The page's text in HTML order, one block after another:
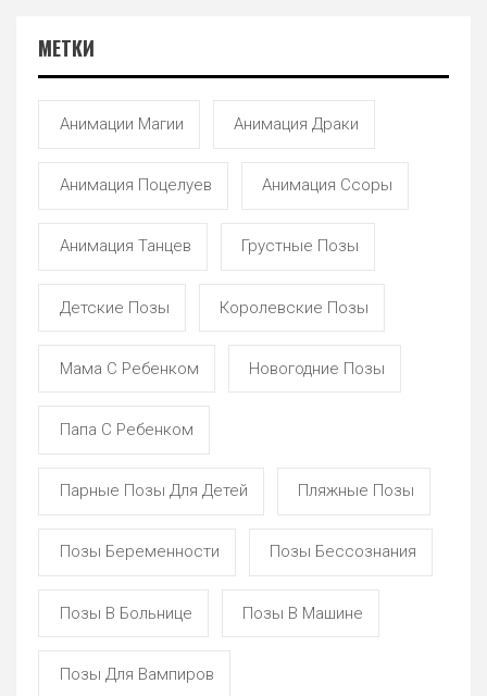
МЕТКИ
Анимации Магии Анимация Драки
Анимация Поцелуев Анимация Ссоры
Анимация Танцев Грустные Позы
Детские Позы Королевские Позы
Мама С Ребенком Новогодние Позы
Папа С Ребенком
Парные Позы Для Детей Пляжные Позы
Позы Беременности Позы Бессознания
Позы В Больнице Позы В Машине
Позы Для Вампиров